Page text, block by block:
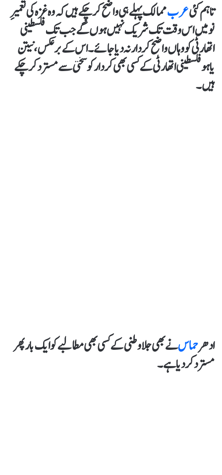
تاہم کئیعربممالک پہلے ہی واضح کر چکے ہیں کہ وہ غزہ کی تعمیرِ
نو میں اس وقت تک شریک نہیں ہوں گے جب تک فلسطینی
اتھارٹی کو وہاں واضح کردار نہ دیا جائے۔ اس کے برعکس، نیتن
یاہو فلسطینی اتھارٹی کے کسی بھی کردار کو سختی سے مسترد کر چکے
ہیں۔
ادھرحماسنے بھی جلاوطنی کے کسی بھی مطالبے کو ایک بار پھر
مسترد کر دیا ہے۔